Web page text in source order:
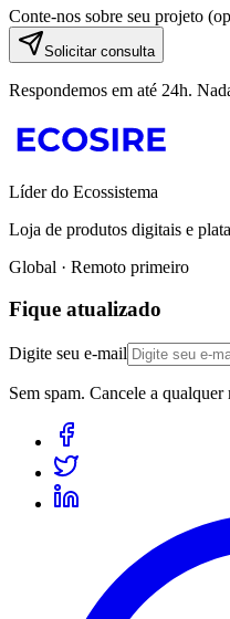
Conte-nos sobre seu projeto
Solicitar consulta
Respondemos em até 24h.
Líder do Ecossistema
Loja de produtos digitais e
Global · Remoto primeiro
Fique atualizado
Digite seu e-mail
Sem spam. Cancele a qualquer